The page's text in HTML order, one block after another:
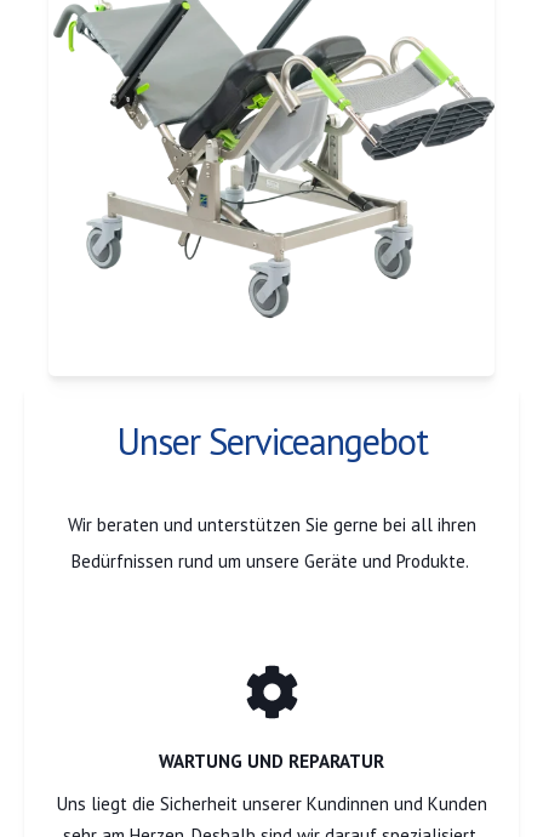
Unser Serviceangebot
Wir beraten und unterstützen Sie gerne bei all ihren
Bedürfnissen rund um unsere Geräte und Produkte.
WARTUNG UND REPARATUR
Uns liegt die Sicherheit unserer Kundinnen und Kunden